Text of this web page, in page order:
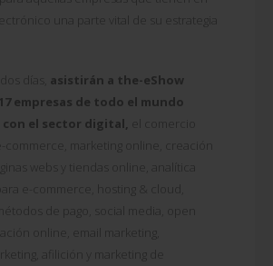
una parte vital de su estrategia
días, asistirán a the-eShow
empresas de todo el mundo
con el sector digital,
el comercio
commerce, marketing online, creación
webs y tiendas online, analítica
e-commerce, hosting & cloud,
de pago, social media, open
online, email marketing,
afilición y marketing de